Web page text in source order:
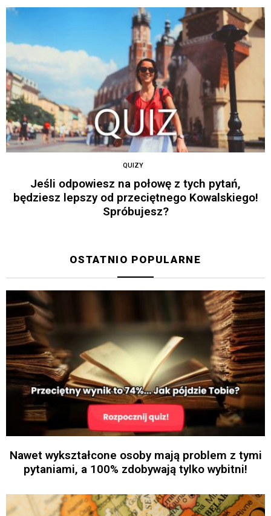
QUIZY
Jeśli odpowiesz na połowę z tych pytań,
będziesz lepszy od przeciętnego Kowalskiego!
Spróbujesz?
OSTATNIO POPULARNE
Nawet wykształcone osoby mają problem z tymi
pytaniami, a 100% zdobywają tylko wybitni!